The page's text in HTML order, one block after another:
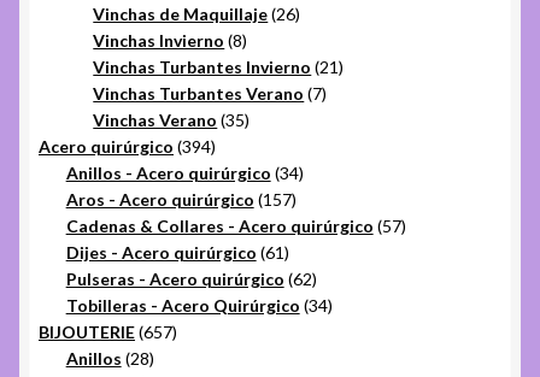
productos
Vinchas de Maquillaje 2626
Vinchas Invierno 88
productos
Vinchas Turbantes Invierno 2121
Vinchas Turbantes Verano 77
Vinchas Verano 3535
Acero quirúrgico 394394
productos
Anillos - Acero quirúrgico 3434
Aros - Acero quirúrgico 157157
productos
Cadenas & Collares - Acero quirúrgico 5757
Dijes - Acero quirúrgico 6161
productos
Pulseras - Acero quirúrgico 6262
productos
Tobilleras - Acero Quirúrgico 3434
BIJOUTERIE 657657
Anillos 2828